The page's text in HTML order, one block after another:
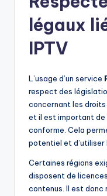
légaux
IPTV
L’usage d’un service
respect des
concernant les droits
et il est important de
conforme. Cela
potentiel et d’utiliser
Certaines régions
disposent de
contenus. Il est donc